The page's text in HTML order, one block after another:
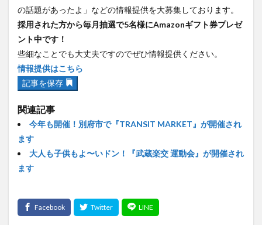
の話題があったよ」などの情報提供を大募集しております。
採用された方から毎月抽選で5名様にAmazonギフト券プレゼ
ント中です！
些細なことでも大丈夫ですのでぜひ情報提供ください。
情報提供はこちら
記事を保存
関連記事
今年も開催！別府市で『TRANSIT MARKET』が開催され
ます
大人も子供もよ〜いドン！『武蔵楽交 運動会』が開催され
ます